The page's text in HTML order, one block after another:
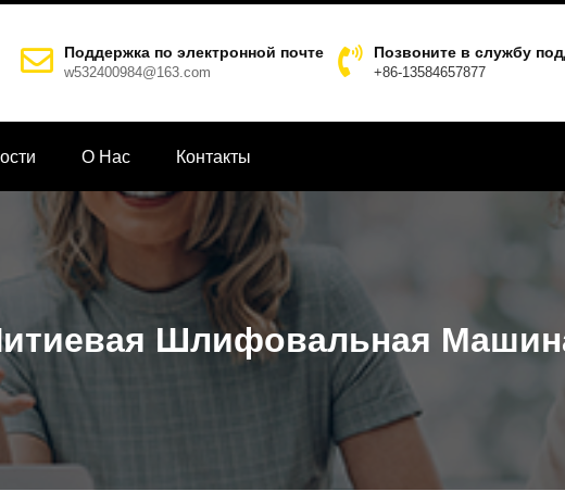
Поддержка по электронной почте
w532400984@163.com
Позвоните в службу
+86-13584657877
О Hас Контакты
Шлифовальная